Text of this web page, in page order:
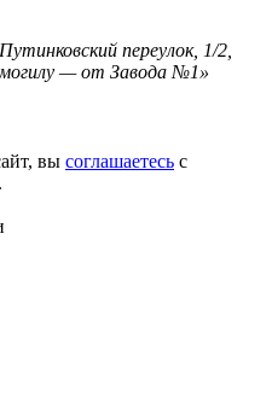
переулок, 1/2,
— от Завода №1»
вы соглашаетесь с